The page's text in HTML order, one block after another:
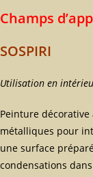
Champs
SOSPIRI
Utilisation en
Peinture décorative
métalliques pour
une surface
condensations